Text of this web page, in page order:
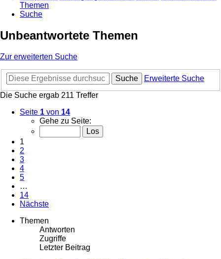
Themen
Suche
Unbeantwortete Themen
Zur erweiterten Suche
Suche
Erweiterte Suche
Die Suche ergab 211 Treffer
Seite 1 von 14
Gehe zu Seite:
1
2
3
4
5
…
14
Nächste
Themen
Antworten
Zugriffe
Letzter Beitrag